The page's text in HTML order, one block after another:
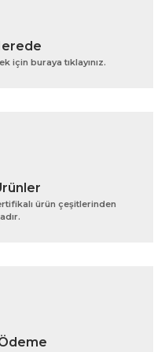
bulunuyor.
için buraya tıklayınız.
ürün çeşitlerinden